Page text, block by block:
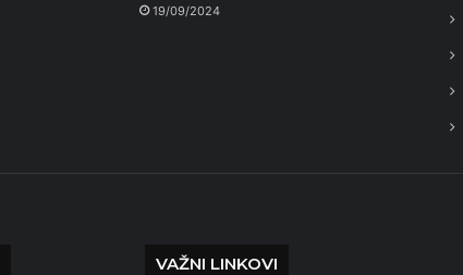
19/09/2024
VAŽNI LINKOVI